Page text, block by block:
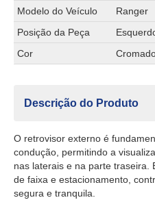
Modelo do Veículo
Ranger
Posição da Peça
Cor
Descrição do Produto
O retrovisor externo é
condução, permitindo a
nas laterais e na parte traseira.
de faixa e estacionamento,
segura e tranquila.